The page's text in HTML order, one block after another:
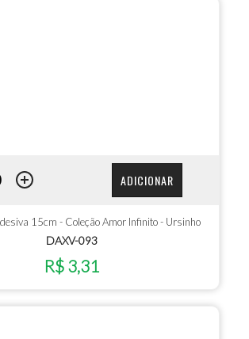
ADICIONAR
15cm - Coleção Amor Infinito - Ursinho
DAXV-093
R$ 3,31